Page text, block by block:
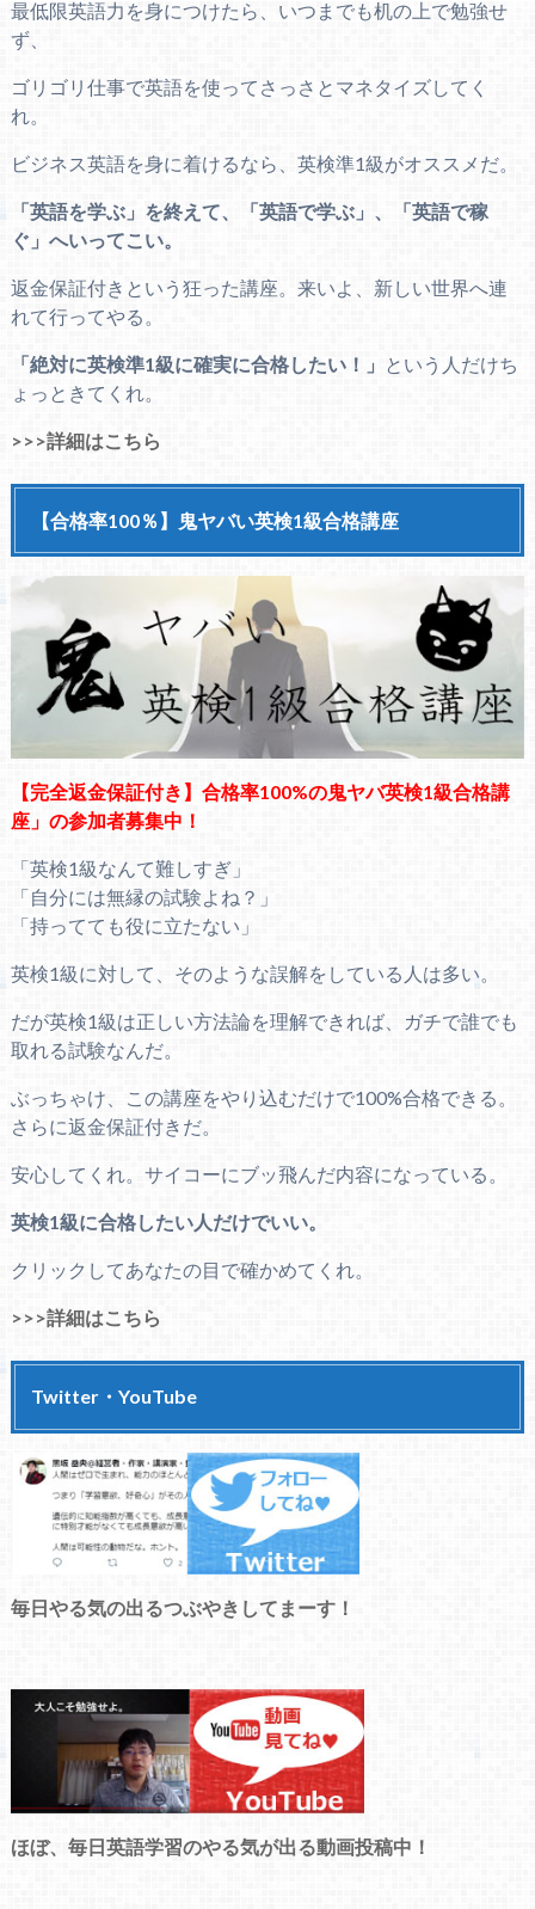
最低限英語力を身につけたら、いつまでも机の上で勉強せ
ず、
ゴリゴリ仕事で英語を使ってさっさとマネタイズしてく
れ。
ビジネス英語を身に着けるなら、英検準1級がオススメだ。
「英語を学ぶ」を終えて、「英語で学ぶ」、「英語で稼
ぐ」へいってこい。
返金保証付きという狂った講座。来いよ、新しい世界へ連
れて行ってやる。
「絶対に英検準1級に確実に合格したい！」 という人だけち
ょっときてくれ。
>>>詳細はこちら
【合格率100％】鬼ヤバい英検1級合格講座
【完全返金保証付き】合格率100%の鬼ヤバ英検1級合格講
座」の参加者募集中！
「英検1級なんて難しすぎ」
「自分には無縁の試験よね？」
「持ってても役に立たない」
英検1級に対して、そのような誤解をしている人は多い。
だが英検1級は正しい方法論を理解できれば、ガチで誰でも
取れる試験なんだ。
ぶっちゃけ、この講座をやり込むだけで100%合格できる。
さらに返金保証付きだ。
安心してくれ。サイコーにブッ飛んだ内容になっている。
英検1級に合格したい人だけでいい。
クリックしてあなたの目で確かめてくれ。
>>>詳細はこちら
Twitter・YouTube
毎日やる気の出るつぶやきしてまーす！
ほぼ、毎日英語学習のやる気が出る動画投稿中！